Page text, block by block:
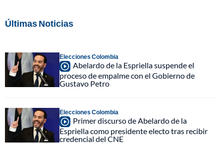
Últimas Noticias
Elecciones Colombia
Abelardo de la Espriella suspende el
proceso de empalme con el Gobierno de
Gustavo Petro
Elecciones Colombia
Primer discurso de Abelardo de la
Espriella como presidente electo tras recibir
credencial del CNE